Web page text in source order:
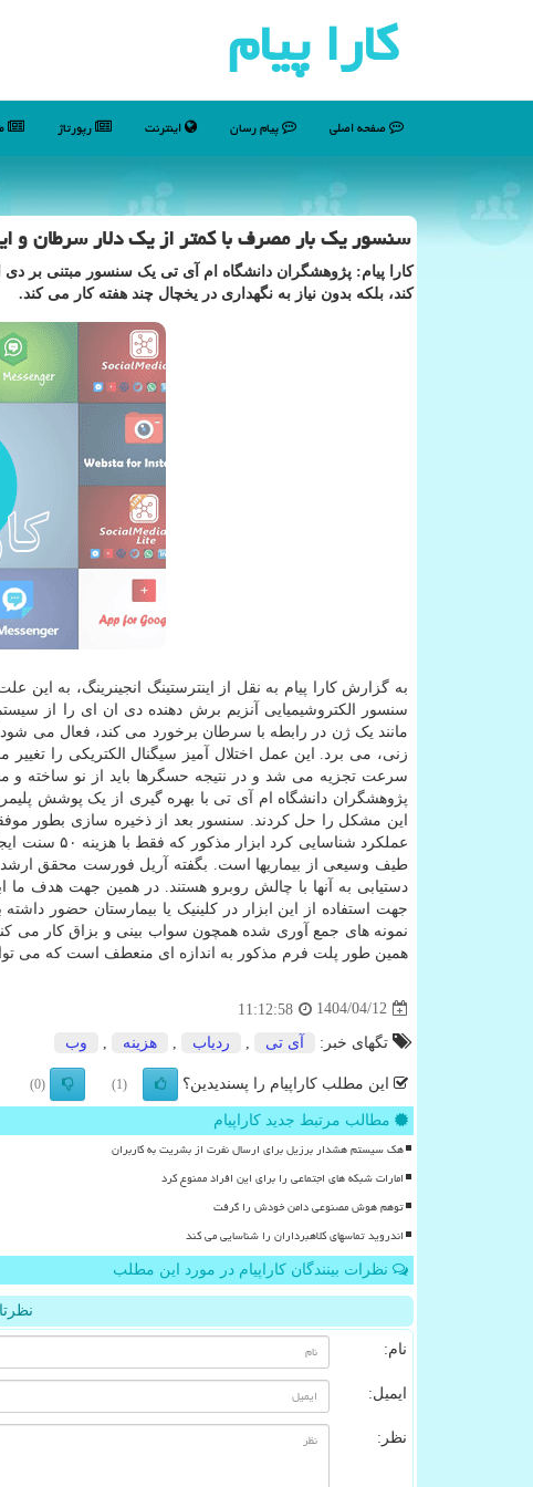
كارا پیام
صفحه اصلی پیام رسان اینترنت رپورتاژ
سنسور یک بار مصرف با کمتر از یک دلار سرطان
کارا پیام: پژوهشگران دانشگاه ام آی تی یک سنسور مبتنی بر دی
کند، بلکه بدون نیاز به نگهداری در یخچال چند هفته کار می کند.
به گزارش کارا پیام به نقل از اینترستینگ انجینرینگ، به
سنسور الکتروشیمیایی آنزیم برش دهنده دی ان ای را از
مانند یک ژن در رابطه با سرطان برخورد می کند، فعال می
زنی، می برد. این عمل اختلال آمیز سیگنال الکتریکی را
سرعت تجزیه می شد و در نتیجه حسگرها باید از نو ساخته و
پژوهشگران دانشگاه ام آی تی با بهره گیری از یک پوشش
عملکرد
طیف وسیعی از بیماریها است. بگفته آریل فورست محقق
دستیابی به آنها با چالش روبرو هستند. در همین جهت هدف
جهت استفاده از این ابزار در کلینیک یا بیمارستان حضور داشته
همین طور پلت فرم مذکور به اندازه ای منعطف است که می
1404/04/12
11:12:58
تگهای خبر: آی تی ردیاب هزینه وب
این مطلب کاراپیام را پسندیدین؟ (1)
(0)
مطالب مرتبط جدید کاراپیام
هک سیستم هشدار برزیل برای ارسال نفرت از بشریت به کاربران
امارات شبکه های اجتماعی را برای این افراد ممنوع کرد
توهم هوش مصنوعی دامن خودش را گرفت
اندروید تماسهای کلاهبرداران را شناسایی می کند
نظرات بینندگان کاراپیام در مورد این مطلب
نام:
ایمیل:
نظر: